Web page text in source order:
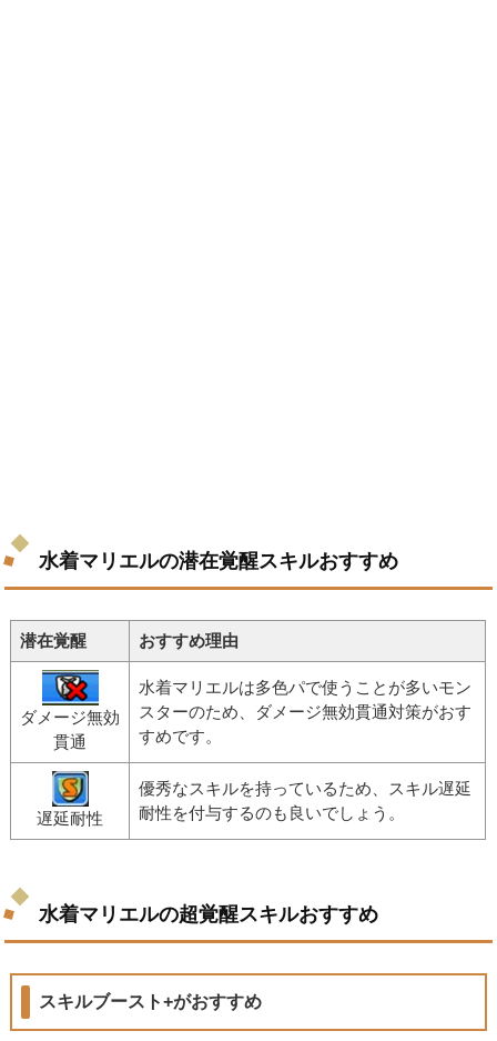
水着マリエルの潜在覚醒スキルおすすめ
潜在覚醒 おすすめ理由
ダメージ無効
貫通
水着マリエルは多色パで使うことが多いモン
スターのため、ダメージ無効貫通対策がおす
すめです。
遅延耐性
優秀なスキルを持っているため、スキル遅延
耐性を付与するのも良いでしょう。
水着マリエルの超覚醒スキルおすすめ
スキルブースト+がおすすめ